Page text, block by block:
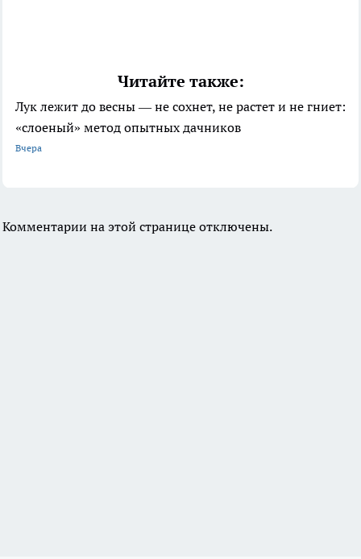
Читайте также:
Лук лежит до весны — не сохнет, не растет и не гниет:
«слоеный» метод опытных дачников
Вчера
Комментарии на этой странице отключены.